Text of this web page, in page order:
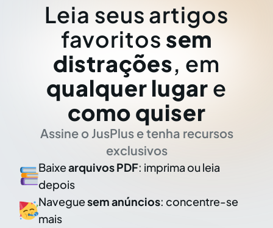
Leia seus artigos
favoritos sem
distrações, em
qualquer lugar e
como quiser
Assine o JusPlus e tenha recursos
exclusivos
Baixearquivos PDF: imprima ou leia
depois
Naveguesem anúncios: concentre-se
mais